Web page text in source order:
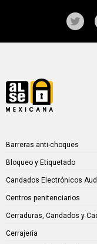
Barreras anti-choques
Bloqueo y Etiquetado
Candados Electrónicos
Centros penitenciarios
Cerraduras, Candados y
Cerrajería